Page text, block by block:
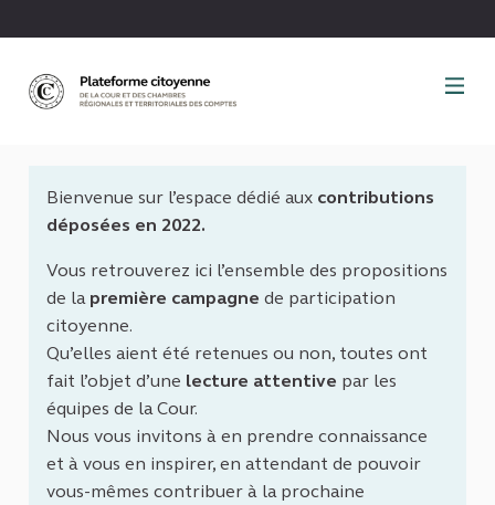
Bienvenue sur l’espace dédié aux contributions
déposées en 2022.
Vous retrouverez ici l’ensemble des propositions
de la première campagne de participation
citoyenne.
Qu’elles aient été retenues ou non, toutes ont
fait l’objet d’une lecture attentive par les
équipes de la Cour.
Nous vous invitons à en prendre connaissance
et à vous en inspirer, en attendant de pouvoir
vous-mêmes contribuer à la prochaine